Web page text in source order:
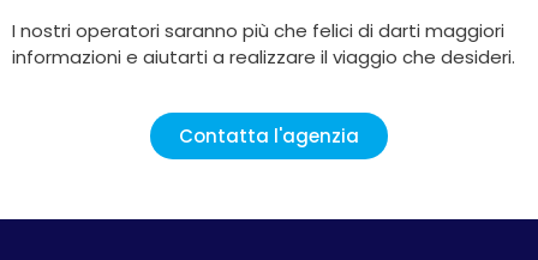
I nostri operatori saranno più che felici di darti maggiori
informazioni e aiutarti a realizzare il viaggio che desideri.
Contatta l'agenzia